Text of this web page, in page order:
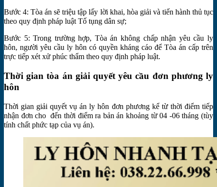
Bước 4: Tòa án sẽ triệu tập lấy lời khai, hòa giải và tiến hành thủ tục
theo quy định pháp luật Tố tụng dân sự;
Bước 5: Trong trường hợp, Tòa án không chấp nhận yêu cầu ly
hôn, người yêu cầu ly hôn có quyền kháng cáo để Tòa án cấp trên
trực tiếp xét xử phúc thẩm theo quy định pháp luật.
Thời gian tòa án giải quyết yêu cầu đơn phương ly
hôn
Thời gian giải quyết vụ án ly hôn đơn phương kể từ thời điểm tiếp
nhận đơn cho đến thời điểm ra bản án khoảng từ 04 -06 tháng (tùy
tính chất phức tạp của vụ án).